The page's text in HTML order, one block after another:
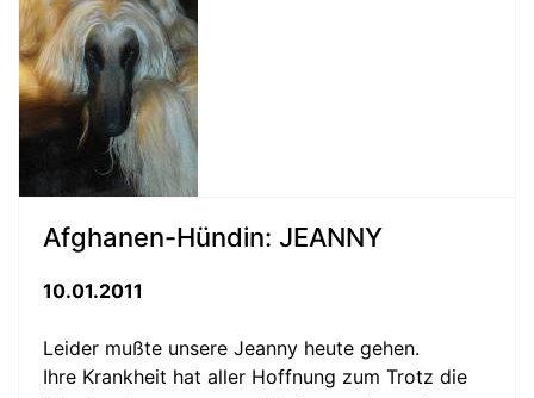
Afghanen-Hündin: JEANNY
10.01.2011
Leider mußte unsere Jeanny heute gehen.
Ihre Krankheit hat aller Hoffnung zum Trotz die